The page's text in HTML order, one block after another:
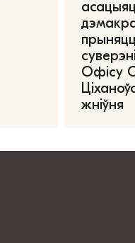
Офісу
жніўня